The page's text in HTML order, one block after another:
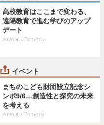
高校教育はここまで変わる、
遠隔教育で進む学びのアップ
デート
2026.8.7 Fri 15:15
イベント
まちのこども財団設立記念シ
ンポ9/6…創造性と探究の未来
を考える
2026.8.7 Fri 16:15